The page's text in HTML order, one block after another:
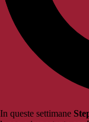
In queste settimane